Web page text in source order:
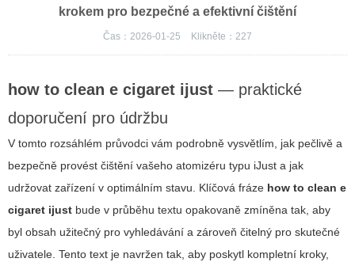
krokem pro bezpečné a efektivní čištění
Čas：2026-01-25 Klikněte： 227
how to clean e cigaret ijust — praktické
doporučení pro údržbu
V tomto rozsáhlém průvodci vám podrobně vysvětlím, jak pečlivě a
bezpečně provést čištění vašeho atomizéru typu iJust a jak
udržovat zařízení v optimálním stavu. Klíčová fráze how to clean e
cigaret ijust bude v průběhu textu opakovaně zmíněna tak, aby
byl obsah užitečný pro vyhledávání a zároveň čitelný pro skutečné
uživatele. Tento text je navržen tak, aby poskytl kompletní kroky,